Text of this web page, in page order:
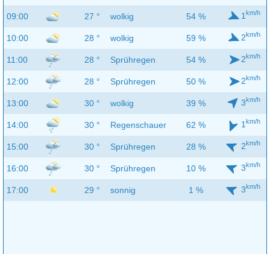
09:00 27 ° wolkig 54 % 1 km/h
10:00 28 ° wolkig 59 % 2km/h
11:00 28 ° Sprühregen 54 % 2km/h
12:00 28 ° Sprühregen 50 % 2km/h
13:00 30 ° wolkig 39 % 3km/h
14:00 30 ° Regenschauer 62 % 1 km/h
15:00 30 ° Sprühregen 28 % 2km/h
16:00 30 ° Sprühregen 10 % 3km/h
17:00 29 ° sonnig 1 % 3km/h